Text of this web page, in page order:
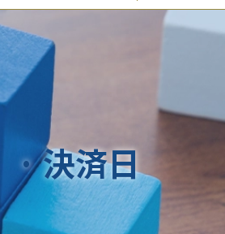
· 決済日